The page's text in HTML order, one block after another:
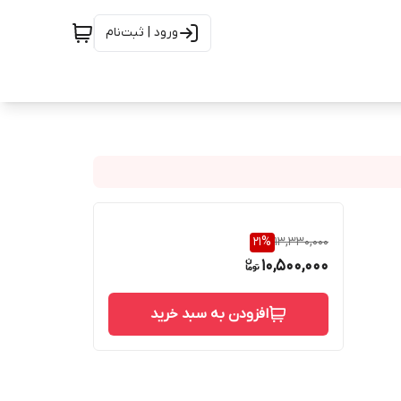
ورود | ثبت‌نام
13,330,000
21%
10,500,000
افزودن به سبد خرید